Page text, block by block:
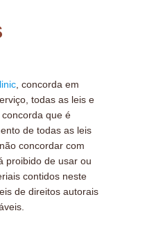
, concorda em
todas as leis e
que é
de todas as leis
concordar com
proibido de usar ou
contidos neste
de direitos autorais